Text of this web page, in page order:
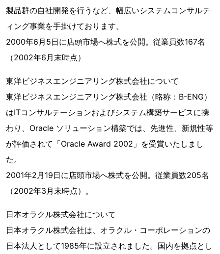
製品群の自社開発を行うなど、幅広いシステムコンサルテ
ィング事業を手掛けております。
2000年6月5日に店頭市場へ株式を公開。従業員数167名
（2002年6月末時点）
東洋ビジネスエンジニアリング株式会社について
東洋ビジネスエンジニアリング株式会社（略称：B-ENG）
はITコンサルテーションおよびシステム構築サービスに携
わり、Oracle ソリューション構築では、先進性、新規性等
が評価されて「Oracle Award 2002」を受賞いたしまし
た。
2001年2月19日に店頭市場へ株式を公開。従業員数205名
（2002年3月末時点）。
日本オラクル株式会社について
日本オラクル株式会社は、オラクル・コーポレーションの
日本法人として1985年に設立されました。国内を拠点とし